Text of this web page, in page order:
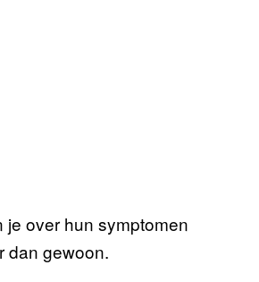
je over hun symptomen
dan gewoon.